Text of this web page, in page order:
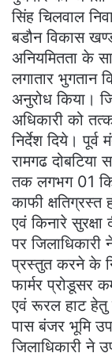
सिंह चिलवाल
बडौन विकास
अनियमितता के
लगातार भुगतान
अनुरोध किया।
अधिकारी को
निर्देश दिये। पूर्व
रामगढ
तक लगभग 01
काफी क्षतिग्रस्त
एवं किनारे सुरक्षा
पर
प्रस्तुत करने के
फार्मर प्रोडूसर
एवं रूरल हाट हेतु
पास बंजर भूमि
जिलाधिकारी ने